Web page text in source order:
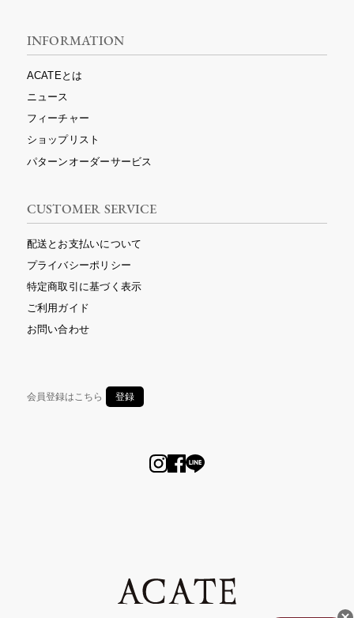
INFORMATION
ACATEとは
ニュース
フィーチャー
ショップリスト
パターンオーダーサービス
CUSTOMER SERVICE
配送とお支払いについて
プライバシーポリシー
特定商取引に基づく表示
ご利用ガイド
お問い合わせ
会員登録はこちら 登録